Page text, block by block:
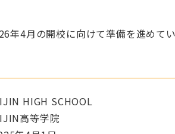
年4月の開校に向けて準備を進めて
HIGH SCHOOL
高等学院